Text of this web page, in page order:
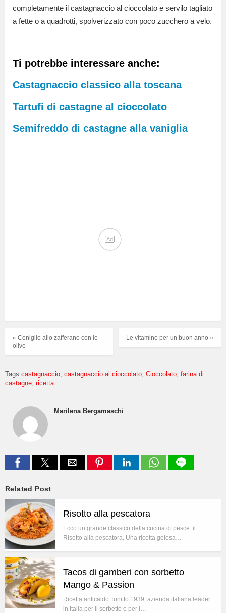
completamente il castagnaccio al cioccolato e servilo tagliato
a fette o a quadrotti, spolverizzato con poco zucchero a velo.
Ti potrebbe interessare anche:
Castagnaccio classico alla toscana
Tartufi di castagne al cioccolato
Semifreddo di castagne alla vaniglia
Ad
Le vitamine per un buon anno »
« Coniglio allo zafferano con le
olive
Tags castagnaccio castagnaccio al cioccolato Cioccolato farina di
castagne ricetta
Marilena Bergamaschi:
Related Post
Risotto alla pescatora
Ecco un grande classico della cucina di pesce: il
Risotto alla pescatora. Una ricetta golosa…
Tacos di gamberi con sorbetto
Mango & Passion
Ricetta anticaldo Tonitto 1939, azienda italiana leader
in Italia per il sorbetto e per i…